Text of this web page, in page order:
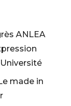
ANLEA
made in